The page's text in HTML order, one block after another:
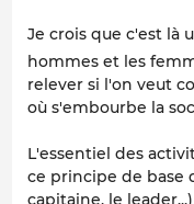
Je crois que c'est là
hommes et les
relever si l'on veut
où s'embourbe la
L'essentiel des
ce principe de base
capitaine, le